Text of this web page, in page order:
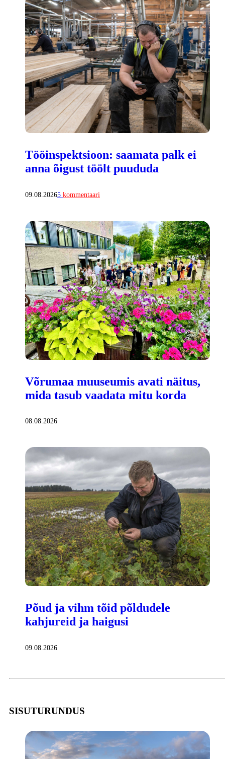
Tööinspektsioon: saamata palk ei
anna õigust töölt puududa
09.08.20265 kommentaari
Võrumaa muuseumis avati näitus,
mida tasub vaadata mitu korda
08.08.2026
Põud ja vihm tõid põldudele
kahjureid ja haigusi
09.08.2026
SISUTURUNDUS